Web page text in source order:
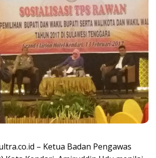
– Ketua Badan Pengawas